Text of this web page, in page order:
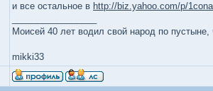
и все остальное в http://biz.yahoo.com/p/
Моисей 40 лет водил свой народ по
mikki33